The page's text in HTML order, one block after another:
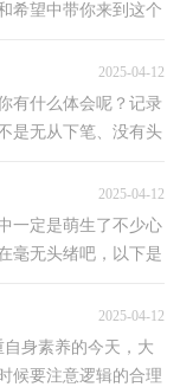
希望中带你来到这个
2025-04-12
有什么体会呢？记录
是无从下笔、没有头
2025-04-12
一定是萌生了不少心
毫无头绪吧，以下是
2025-04-12
身素养的今天，大
候要注意逻辑的合理